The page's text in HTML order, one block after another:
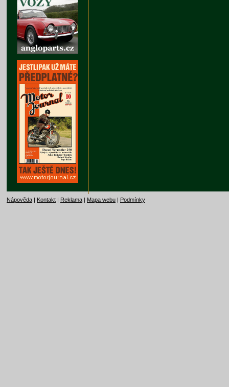
Nápověda | Kontakt | Reklama | Mapa webu | Podmínky